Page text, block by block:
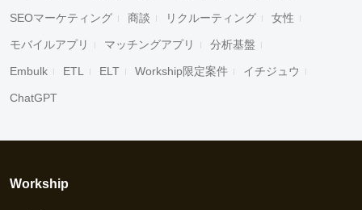
SEOマーケティング 商談 リクルーティング 女性
モバイルアプリ マッチングアプリ 分析基盤
Embulk ETL ELT Workship限定案件 イチジュウ
ChatGPT
Workship